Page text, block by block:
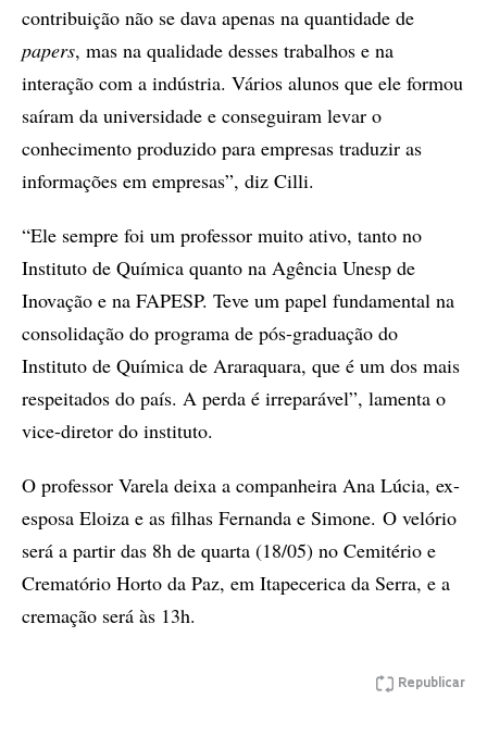
contribuição não se dava apenas na quantidade de
papers, mas na qualidade desses trabalhos e na
interação com a indústria. Vários alunos que ele formou
saíram da universidade e conseguiram levar o
conhecimento produzido para empresas traduzir as
informações em empresas”, diz Cilli.
“Ele sempre foi um professor muito ativo, tanto no
Instituto de Química quanto na Agência Unesp de
Inovação e na FAPESP. Teve um papel fundamental na
consolidação do programa de pós-graduação do
Instituto de Química de Araraquara, que é um dos mais
respeitados do país. A perda é irreparável”, lamenta o
vice-diretor do instituto.
O professor Varela deixa a companheira Ana Lúcia, ex-
esposa Eloiza e as filhas Fernanda e Simone. O velório
será a partir das 8h de quarta (18/05) no Cemitério e
Crematório Horto da Paz, em Itapecerica da Serra, e a
cremação será às 13h.
Republicar